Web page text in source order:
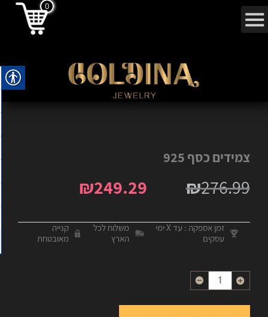
0
צמידים כסף 925
₪276.99
₪249.29
זמן אספקה : עד X ימי
עסקים
משלוח לכל
הארץ
קנייה
מאובטחת
Quantity